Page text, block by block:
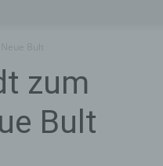
zum
Bult